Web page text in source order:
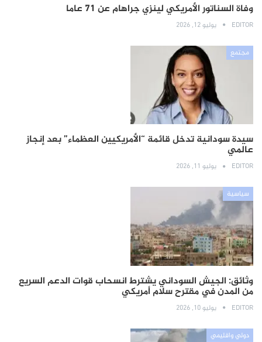
وفاة السناتور الأمريكي لينزي جراهام عن 71 عاما
EDITOR يوليو 12, 2026
مجتمع
سيدة سودانية تدخل قائمة “الأمريكيين العظماء” بعد إنجاز
عالمي
EDITOR يوليو 11, 2026
سياسية
وثائق: الجيش السوداني يشترط انسحاب قوات الدعم السريع
من المدن في مقترح سلام أمريكي
EDITOR يوليو 10, 2026
دولي واقليمي